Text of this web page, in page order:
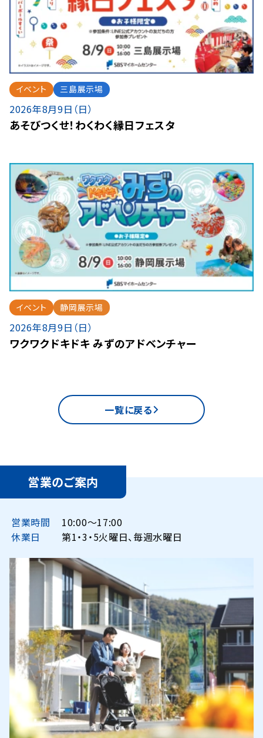
イベント 三島展示場
2026年8月9日（日）
あそびつくせ！わくわく縁日フェスタ
イベント 静岡展示場
2026年8月9日（日）
ワクワクドキドキ みずのアドベンチャー
一覧に戻る
営業のご案内
営業時間
10:00〜17:00
休業日
第1・3・5火曜日、毎週水曜日